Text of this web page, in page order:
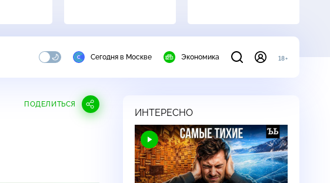
Сегодня в Москве Экономика 18+
ПОДЕЛИТЬСЯ
ИНТЕРЕСНО